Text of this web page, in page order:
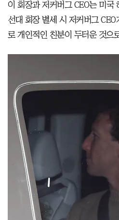
이 회장과 저커버그 CEO는 미국
선대 회장 별세 시 저커버그
로 개인적인 친분이 두터운 것으